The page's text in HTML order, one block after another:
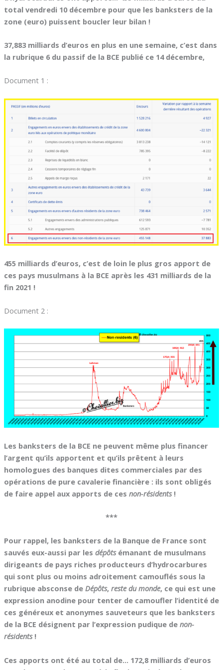
total vendredi 10 décembre pour que les banksters de la
zone (euro) puissent boucler leur bilan !
37,883 milliards d’euros en plus en une semaine, c’est dans
la rubrique 6 du passif de la BCE publié ce 14 décembre,
Document 1 :
455 milliards d’euros, c’est de loin le plus gros apport de
ces pays musulmans à la BCE après les 431 milliards de la
fin 2021 !
Document 2 :
Les banksters de la BCE ne peuvent même plus financer
l’argent qu’ils apportent et qu’ils prêtent à leurs
homologues des banques dites commerciales par des
opérations de pure cavalerie financière : ils sont obligés
de faire appel aux apports de ces non-résidents !
***
Pour rappel, les banksters de la Banque de France sont
sauvés eux-aussi par les dépôtsémanant de musulmans
dirigeants de pays riches producteurs d’hydrocarbures
qui sont plus ou moins adroitement camouflés sous la
rubrique absconse de Dépôts, reste du monde, ce qui est une
expression anodine pour tenter de camoufler l’identité de
ces généreux et anonymes sauveteurs que les banksters
de la BCE désignent par l’expression pudique de non-
résidents!
Ces apports ont été au total de… 172,8 milliards d’euros